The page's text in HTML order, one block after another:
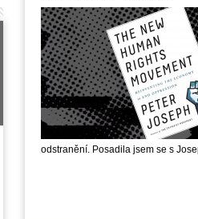
odstranění. Posadila jsem se s